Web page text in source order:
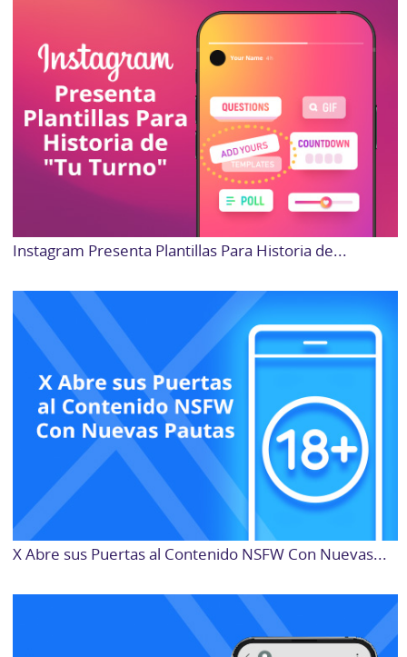
Instagram Presenta Plantillas Para Historia de...
X Abre sus Puertas al Contenido NSFW Con Nuevas...